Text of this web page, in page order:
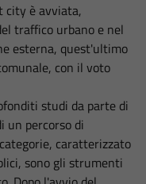
city è avviata,
traffico urbano e nel
esterna, quest'ultimo
con il voto
studi da parte di
un percorso di
caratterizzato
sono gli strumenti